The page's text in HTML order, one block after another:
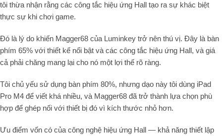
tôi thừa nhận rằng các công tắc hiệu ứng Hall tạo ra sự khác biệt
thực sự khi chơi game.
Đó là lý do khiến Magger68 của Luminkey trở nên thú vị. Đây là bàn
phím 65% với thiết kế nổi bật và các công tắc hiệu ứng Hall, và giá
cả phải chăng mang lại cho nó một lợi thế rõ ràng.
Tôi chủ yếu sử dụng bàn phím 80%, nhưng dạo này tôi dùng iPad
Pro M4 để viết khá nhiều, và Magger68 đã trở thành lựa chọn phù
hợp để ghép nối với thiết bị đó vì kích thước nhỏ hơn.
Ưu điểm vốn có của công nghệ hiệu ứng Hall — khả năng thiết lập